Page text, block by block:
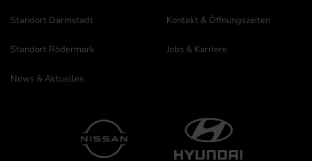
Standort Darmstadt
Standort Rödermark
News & Aktuelles
Kontakt & Öffnungszeiten
Jobs & Karriere